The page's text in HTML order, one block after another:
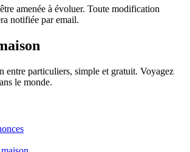
amenée à évoluer. Toute modification
notifiée par email.
entre particuliers, simple et gratuit. Voyagez
le monde.